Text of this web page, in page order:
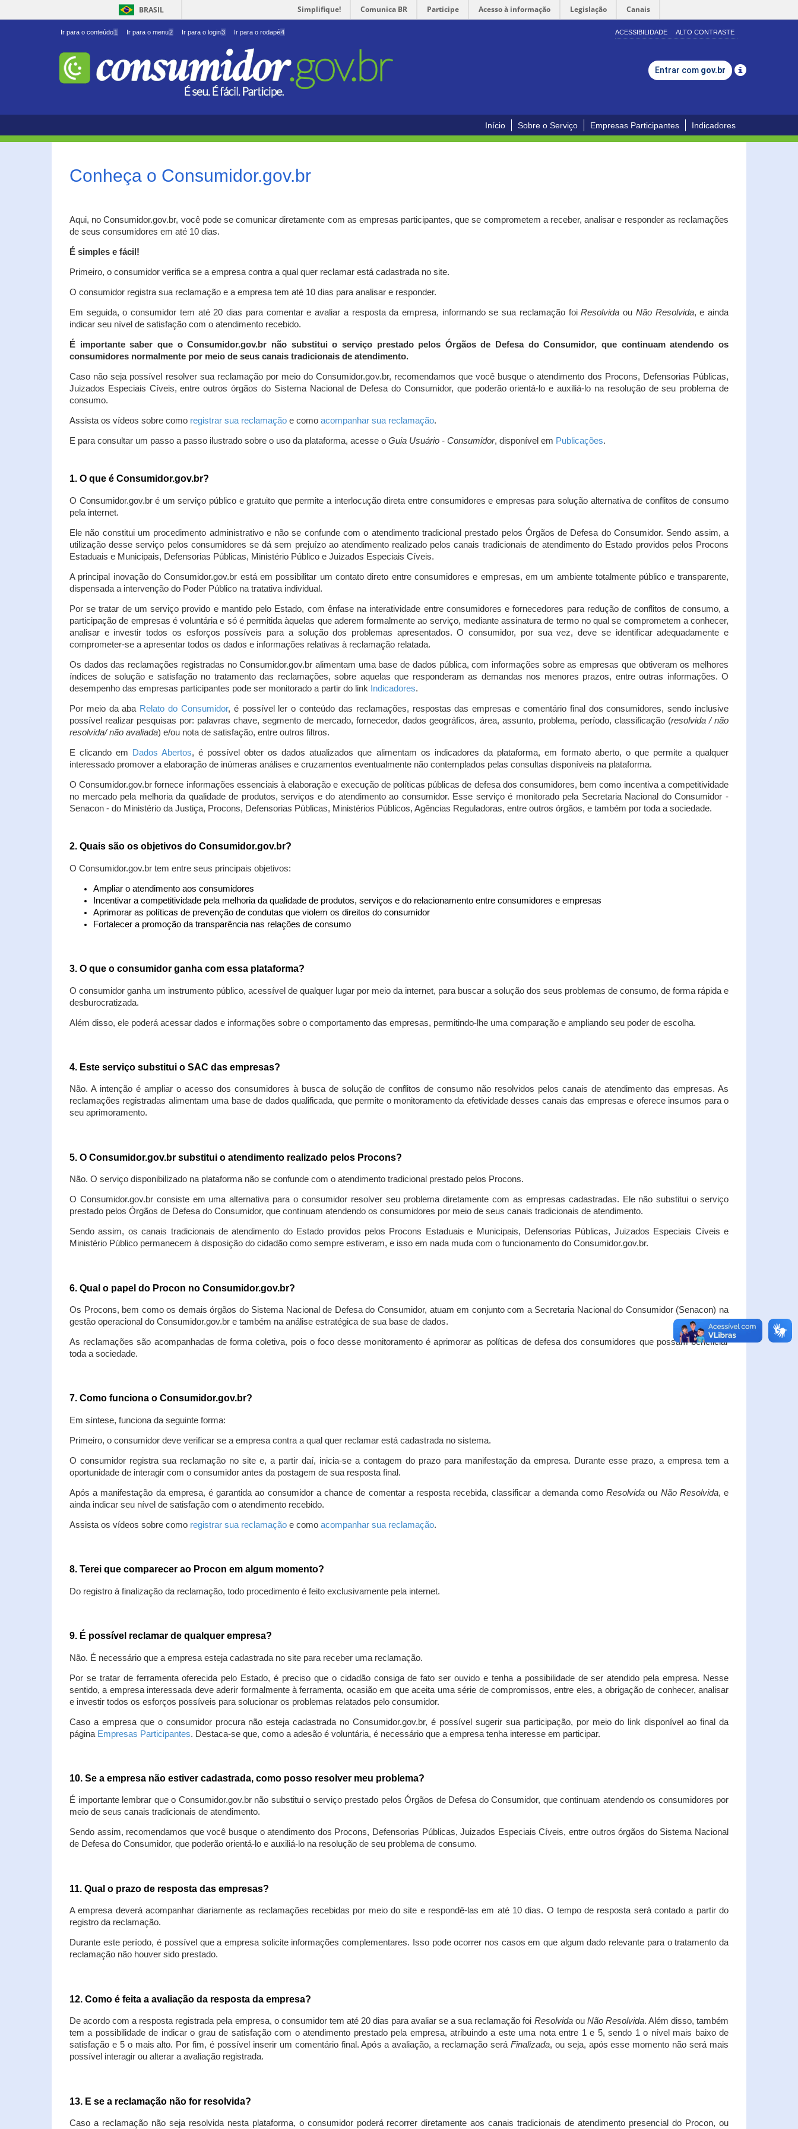
BRASIL Simplifique! Comunica BR Participe Acesso à informação Legislação Canais
Ir para o conteúdo1 Ir para o menu2 Ir para o login3 Ir para o rodapé4 ACESSIBILIDADE ALTO CONTRASTE
Entrar com gov.br
Início Sobre o Serviço Empresas Participantes Indicadores
Conheça o Consumidor.gov.br
Aqui, no Consumidor.gov.br, você pode se comunicar diretamente com as empresas participantes, que se comprometem a receber, analisar e responder as reclamações
de seus consumidores em até 10 dias.
É simples e fácil!
Primeiro, o consumidor verifica se a empresa contra a qual quer reclamar está cadastrada no site.
O consumidor registra sua reclamação e a empresa tem até 10 dias para analisar e responder.
Em seguida, o consumidor tem até 20 dias para comentar e avaliar a resposta da empresa, informando se sua reclamação foiResolvida ou Não Resolvida, e ainda
indicar seu nível de satisfação com o atendimento recebido.
É importante saber que o Consumidor.gov.br não substitui o serviço prestado pelos Órgãos de Defesa do Consumidor, que continuam atendendo os
consumidores normalmente por meio de seus canais tradicionais de atendimento.
Caso não seja possível resolver sua reclamação por meio do Consumidor.gov.br, recomendamos que você busque o atendimento dos Procons, Defensorias Públicas,
Juizados Especiais Cíveis, entre outros órgãos do Sistema Nacional de Defesa do Consumidor, que poderão orientá-lo e auxiliá-lo na resolução de seu problema de
consumo.
Assista os vídeos sobre como registrar sua reclamação e como acompanhar sua reclamação.
E para consultar um passo a passo ilustrado sobre o uso da plataforma, acesse o Guia Usuário - Consumidor, disponível em Publicações.
1. O que é Consumidor.gov.br?
O Consumidor.gov.br é um serviço público e gratuito que permite a interlocução direta entre consumidores e empresas para solução alternativa de conflitos de consumo
pela internet.
Ele não constitui um procedimento administrativo e não se confunde com o atendimento tradicional prestado pelos Órgãos de Defesa do Consumidor. Sendo assim, a
utilização desse serviço pelos consumidores se dá sem prejuízo ao atendimento realizado pelos canais tradicionais de atendimento do Estado providos pelos Procons
Estaduais e Municipais, Defensorias Públicas, Ministério Público e Juizados Especiais Cíveis.
A principal inovação do Consumidor.gov.br está em possibilitar um contato direto entre consumidores e empresas, em um ambiente totalmente público e transparente,
dispensada a intervenção do Poder Público na tratativa individual.
Por se tratar de um serviço provido e mantido pelo Estado, com ênfase na interatividade entre consumidores e fornecedores para redução de conflitos de consumo, a
participação de empresas é voluntária e só é permitida àquelas que aderem formalmente ao serviço, mediante assinatura de termo no qual se comprometem a conhecer,
analisar e investir todos os esforços possíveis para a solução dos problemas apresentados. O consumidor, por sua vez, deve se identificar adequadamente e
comprometer-se a apresentar todos os dados e informações relativas à reclamação relatada.
Os dados das reclamações registradas no Consumidor.gov.br alimentam uma base de dados pública, com informações sobre as empresas que obtiveram os melhores
índices de solução e satisfação no tratamento das reclamações, sobre aquelas que responderam as demandas nos menores prazos, entre outras informações. O
desempenho das empresas participantes pode ser monitorado a partir do link
Indicadores.
Por meio da aba Relato do Consumidor, é possível ler o conteúdo das reclamações, respostas das empresas e comentário final dos consumidores, sendo inclusive
possível realizar pesquisas por: palavras chave, segmento de mercado, fornecedor, dados geográficos, área, assunto, problema, período, classificação (resolvida / não
resolvida/ não avaliada) e/ou nota de satisfação, entre outros filtros.
E clicando em Dados Abertos, é possível obter os dados atualizados que alimentam os indicadores da plataforma, em formato aberto, o que permite a qualquer
interessado promover a elaboração de inúmeras análises e cruzamentos eventualmente não contemplados pelas consultas disponíveis na plataforma.
O Consumidor.gov.br fornece informações essenciais à elaboração e execução de políticas públicas de defesa dos consumidores, bem como incentiva a competitividade
no mercado pela melhoria da qualidade de produtos, serviços e do atendimento ao consumidor. Esse serviço é monitorado pela Secretaria Nacional do Consumidor -
Senacon - do Ministério da Justiça, Procons, Defensorias Públicas, Ministérios Públicos, Agências Reguladoras, entre outros órgãos, e também por toda a sociedade.
2. Quais são os objetivos do Consumidor.gov.br?
O Consumidor.gov.br tem entre seus principais objetivos:
Ampliar o atendimento aos consumidores
Incentivar a competitividade pela melhoria da qualidade de produtos, serviços e do relacionamento entre consumidores e empresas
Aprimorar as políticas de prevenção de condutas que violem os direitos do consumidor
Fortalecer a promoção da transparência nas relações de consumo
3. O que o consumidor ganha com essa plataforma?
O consumidor ganha um instrumento público, acessível de qualquer lugar por meio da internet, para buscar a solução dos seus problemas de consumo, de forma rápida e
desburocratizada.
Além disso, ele poderá acessar dados e informações sobre o comportamento das empresas, permitindo-lhe uma comparação e ampliando seu poder de escolha.
4. Este serviço substitui o SAC das empresas?
Não. A intenção é ampliar o acesso dos consumidores à busca de solução de conflitos de consumo não resolvidos pelos canais de atendimento das empresas. As
reclamações registradas alimentam uma base de dados qualificada, que permite o monitoramento da efetividade desses canais das empresas e oferece insumos para o
seu aprimoramento.
5. O Consumidor.gov.br substitui o atendimento realizado pelos Procons?
Não. O serviço disponibilizado na plataforma não se confunde com o atendimento tradicional prestado pelos Procons.
O Consumidor.gov.br consiste em uma alternativa para o consumidor resolver seu problema diretamente com as empresas cadastradas. Ele não substitui o serviço
prestado pelos Órgãos de Defesa do Consumidor, que continuam atendendo os consumidores por meio de seus canais tradicionais de atendimento.
Sendo assim, os canais tradicionais de atendimento do Estado providos pelos Procons Estaduais e Municipais, Defensorias Públicas, Juizados Especiais Cíveis e
Ministério Público permanecem à disposição do cidadão como sempre estiveram, e isso em nada muda com o funcionamento do Consumidor.gov.br.
6. Qual o papel do Procon no Consumidor.gov.br?
Os Procons, bem como os demais órgãos do Sistema Nacional de Defesa do Consumidor, atuam em conjunto com a Secretaria Nacional do Consumidor (Senacon) na
gestão operacional do Consumidor.gov.br e também na análise estratégica de sua base de dados.
As reclamações são acompanhadas de forma coletiva, pois o foco desse monitoramento é aprimorar as políticas de defesa dos consumidores que possam beneficiar
toda a sociedade.
7. Como funciona o Consumidor.gov.br?
Em síntese, funciona da seguinte forma:
Primeiro, o consumidor deve verificar se a empresa contra a qual quer reclamar está cadastrada no sistema.
O consumidor registra sua reclamação no site e, a partir daí, inicia-se a contagem do prazo para manifestação da empresa. Durante esse prazo, a empresa tem a
oportunidade de interagir com o consumidor antes da postagem de sua resposta final.
Após a manifestação da empresa, é garantida ao consumidor a chance de comentar a resposta recebida, classificar a demanda comoResolvida ou Não Resolvida, e
ainda indicar seu nível de satisfação com o atendimento recebido.
Assista os vídeos sobre como registrar sua reclamação e como acompanhar sua reclamação.
8. Terei que comparecer ao Procon em algum momento?
Do registro à finalização da reclamação, todo procedimento é feito exclusivamente pela internet.
9. É possível reclamar de qualquer empresa?
Não. É necessário que a empresa esteja cadastrada no site para receber uma reclamação.
Por se tratar de ferramenta oferecida pelo Estado, é preciso que o cidadão consiga de fato ser ouvido e tenha a possibilidade de ser atendido pela empresa. Nesse
sentido, a empresa interessada deve aderir formalmente à ferramenta, ocasião em que aceita uma série de compromissos, entre eles, a obrigação de conhecer, analisar
e investir todos os esforços possíveis para solucionar os problemas relatados pelo consumidor.
Caso a empresa que o consumidor procura não esteja cadastrada no Consumidor.gov.br, é possível sugerir sua participação, por meio do link disponível ao final da
página Empresas Participantes. Destaca-se que, como a adesão é voluntária, é necessário que a empresa tenha interesse em participar.
10. Se a empresa não estiver cadastrada, como posso resolver meu problema?
É importante lembrar que o Consumidor.gov.br não substitui o serviço prestado pelos Órgãos de Defesa do Consumidor, que continuam atendendo os consumidores por
meio de seus canais tradicionais de atendimento.
Sendo assim, recomendamos que você busque o atendimento dos Procons, Defensorias Públicas, Juizados Especiais Cíveis, entre outros órgãos do Sistema Nacional
de Defesa do Consumidor, que poderão orientá-lo e auxiliá-lo na resolução de seu problema de consumo.
11. Qual o prazo de resposta das empresas?
A empresa deverá acompanhar diariamente as reclamações recebidas por meio do site e respondê-las em até 10 dias. O tempo de resposta será contado a partir do
registro da reclamação.
Durante este período, é possível que a empresa solicite informações complementares. Isso pode ocorrer nos casos em que algum dado relevante para o tratamento da
reclamação não houver sido prestado.
12. Como é feita a avaliação da resposta da empresa?
De acordo com a resposta registrada pela empresa, o consumidor tem até 20 dias para avaliar se a sua reclamação foi Resolvidaou Não Resolvida. Além disso, também
tem a possibilidade de indicar o grau de satisfação com o atendimento prestado pela empresa, atribuindo a este uma nota entre 1 e 5, sendo 1 o nível mais baixo de
satisfação e 5 o mais alto. Por fim, é possível inserir um comentário final. Após a avaliação, a reclamação será Finalizada, ou seja, após esse momento não será mais
possível interagir ou alterar a avaliação registrada.
13. E se a reclamação não for resolvida?
Caso a reclamação não seja resolvida nesta plataforma, o consumidor poderá recorrer diretamente aos canais tradicionais de atendimento presencial do Procon, ou